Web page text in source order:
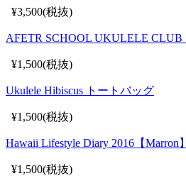
¥3,500(税抜)
AFETR SCHOOL UKULELE CLUB
¥1,500(税抜)
Ukulele Hibiscus トートバッグ
¥1,500(税抜)
Hawaii Lifestyle Diary 2016【Marron】
¥1,500(税抜)